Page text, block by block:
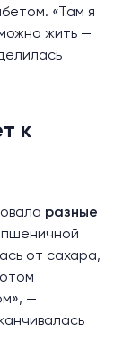
«Там я
жить —
к
разные
пшеничной
от сахара,
—